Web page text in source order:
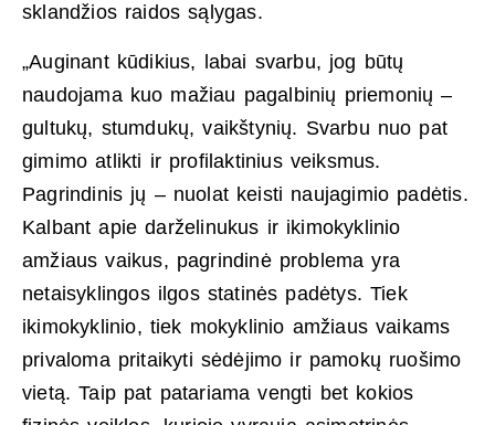
sklandžios raidos sąlygas.
„Auginant kūdikius, labai svarbu, jog būtų
naudojama kuo mažiau pagalbinių priemonių –
gultukų, stumdukų, vaikštynių. Svarbu nuo pat
gimimo atlikti ir profilaktinius veiksmus.
Pagrindinis jų – nuolat keisti naujagimio padėtis.
Kalbant apie darželinukus ir ikimokyklinio
amžiaus vaikus, pagrindinė problema yra
netaisyklingos ilgos statinės padėtys. Tiek
ikimokyklinio, tiek mokyklinio amžiaus vaikams
privaloma pritaikyti sėdėjimo ir pamokų ruošimo
vietą. Taip pat patariama vengti bet kokios